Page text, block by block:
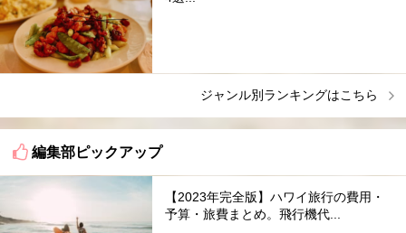
ジャンル別ランキングはこちら
編集部ピックアップ
【2023年完全版】ハワイ旅行の費用・
予算・旅費まとめ。飛行機代...